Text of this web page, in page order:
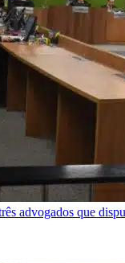
advogados que